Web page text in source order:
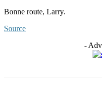
Bonne route, Larry.
Source
-